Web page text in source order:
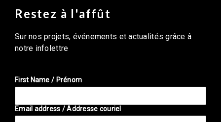
Restez à l'affût
Sur nos projets, événements et actualités grâce â
notre infolettre
First Name / Prénom
Email address / Addresse couriel